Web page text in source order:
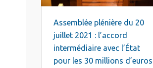
Assemblée plénière du 20
juillet 2021 : l’accord
intermédiaire avec l’État
pour les 30 millions d’euros